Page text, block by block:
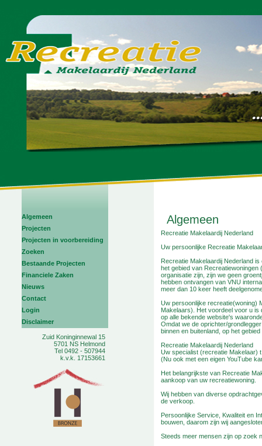
Algemeen
Projecten
Projecten in voorbereiding
Zoeken
Bestaande Projecten
Financiele Zaken
Nieuws
Contact
Login
Disclaimer
Zuid Koninginnewal 15
5701 NS Helmond
Tel 0492 - 507944
k.v.k. 17153661
Algemeen
Recreatie Makelaardij Nederland
Uw persoonlijke Recreatie
Recreatie Makelaardij Nederland
het gebied van
organisatie zijn, zijn we geen
hebben ontvangen van VNU
meer dan 10 keer heeft
Uw persoonlijke recreatie(woning)
Makelaars). Het voordeel voor u
op alle bekende website's
Omdat we de oprichter/
binnen en buitenland, op het
Recreatie Makelaardij Nederland
Uw specialist (recreatie Makelaar)
(Nu ook met een eigen YouTube
Het belangrijkste van Recreatie
aankoop van uw recreatiewoning.
Wij hebben van diverse
de verkoop.
Persoonlijke Service, Kwaliteit en
bouwen, daarom zijn wij
Steeds meer mensen zijn op zoek